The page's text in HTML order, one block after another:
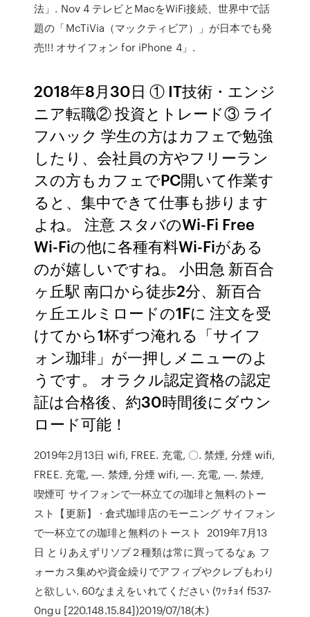
法」. Nov 4 テレビとMacをWiFi接続、世界中で話
題の「McTiVia（マックティビア）」が日本でも発
売!!! オサイフォン for iPhone 4」.
2018年8月30日 ① IT技術・エンジ
ニア転職② 投資とトレード③ ライ
フハック 学生の方はカフェで勉強
したり、会社員の方やフリーラン
スの方もカフェでPC開いて作業す
ると、集中できて仕事も捗ります
よね。 注意 スタバのWi-Fi Free
Wi-Fiの他に各種有料Wi-Fiがある
のが嬉しいですね。 小田急 新百合
ヶ丘駅 南口から徒歩2分、新百合
ヶ丘エルミロードの1Fに 注文を受
けてから1杯ずつ淹れる「サイフ
ォン珈琲」が一押しメニューのよ
うです。 オラクル認定資格の認定
証は合格後、約30時間後にダウン
ロード可能！
2019年2月13日 wifi, FREE. 充電, 〇. 禁煙, 分煙 wifi,
FREE. 充電, ―. 禁煙, 分煙 wifi, ―. 充電, ―. 禁煙,
喫煙可 サイフォンで一杯立ての珈琲と無料のトー
スト【更新】 · 倉式珈琲店のモーニング サイフォン
で一杯立ての珈琲と無料のトースト 2019年7月13
日 とりあえずリソブ２種類は常に買ってるなぁ フ
ォーカス集めや資金繰りでアフィブやクレブもわり
と欲しい. 60なまえをいれてください (ﾜｯﾁｮｲ f537-
0ngu [220.148.15.84])2019/07/18(木)